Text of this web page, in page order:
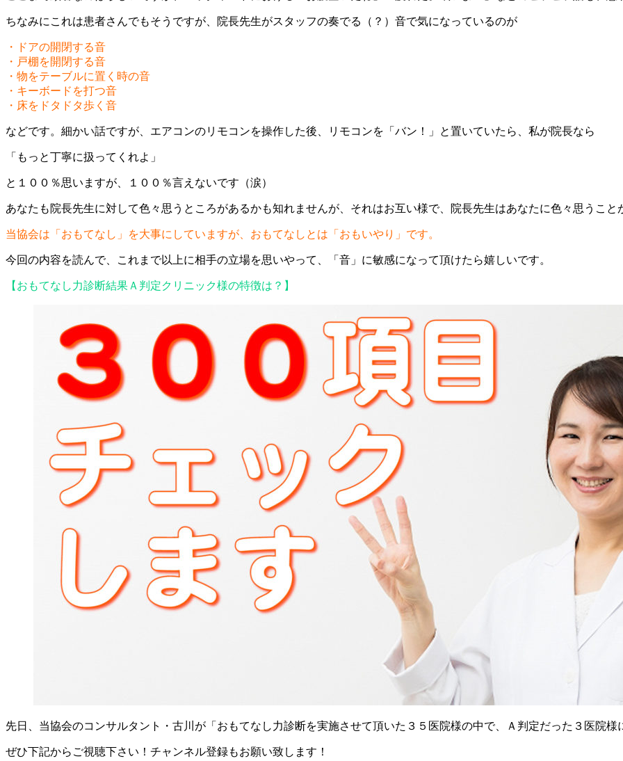
ちなみにこれは患者さんでもそうですが、院長先生がスタッフの奏でる（？）音で気になっているのが
・ドアの開閉する音
・戸棚を開閉する音
・物をテーブルに置く時の音
・キーボードを打つ音
・床をドタドタ歩く音
などです。細かい話ですが、エアコンのリモコンを操作した後、リモコンを「バン！」と置いていたら、私が院長なら
「もっと丁寧に扱ってくれよ」
と１００％思いますが、１００％言えないです（涙）
あなたも院長先生に対して色々思うところがあるかも知れませんが、それはお互い様で、院長先生はあなたに色々思うこと
当協会は「おもてなし」を大事にしていますが、おもてなしとは「おもいやり」です。
今回の内容を読んで、これまで以上に相手の立場を思いやって、「音」に敏感になって頂けたら嬉しいです。
【おもてなし力診断結果Ａ判定クリニック様の特徴は？】
先日、当協会のコンサルタント・古川が「おもてなし力診断を実施させて頂いた３５医院様の中で、Ａ判定だった３医院
ぜひ下記からご視聴下さい！チャンネル登録もお願い致します！